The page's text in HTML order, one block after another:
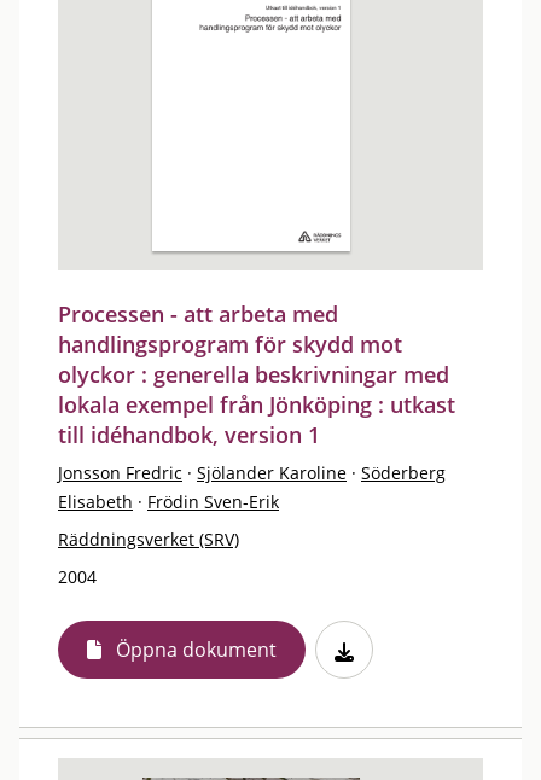
Processen - att arbeta med
handlingsprogram för skydd mot
olyckor : generella beskrivningar med
lokala exempel från Jönköping : utkast
till idéhandbok, version 1
Jonsson Fredric · Sjölander Karoline · Söderberg
Elisabeth · Frödin Sven-Erik
Räddningsverket (SRV)
2004
Öppna dokument